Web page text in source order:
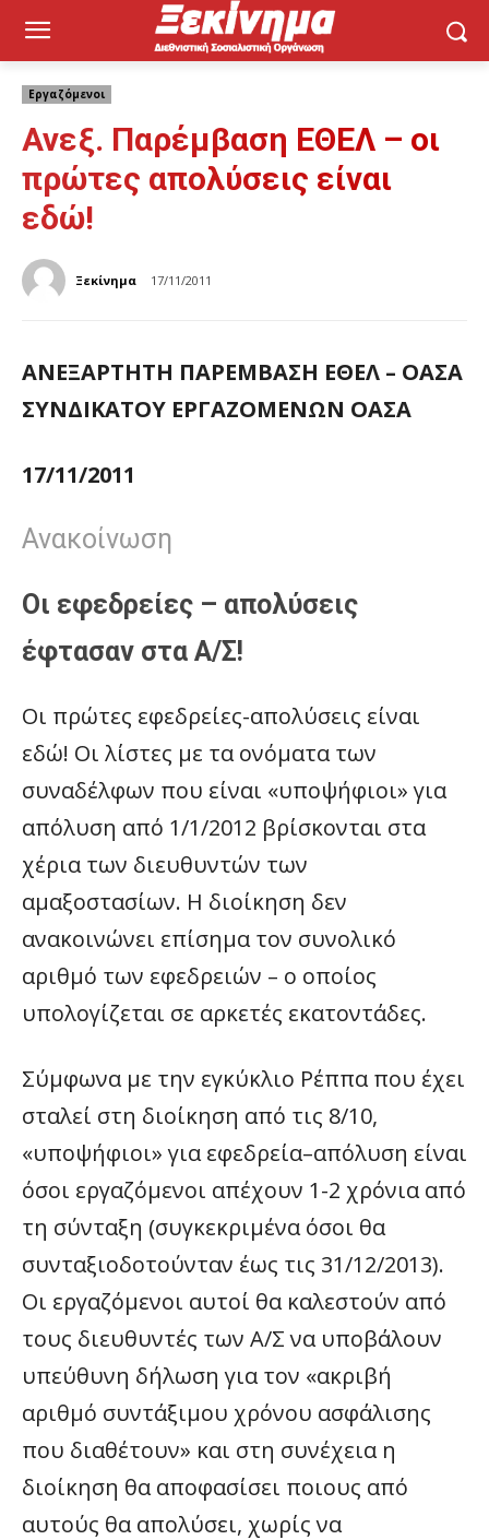
Εργαζόμενοι
Ανεξ. Παρέμβαση ΕΘΕΛ – οι
πρώτες απολύσεις είναι
εδώ!
Ξεκίνημα 17/11/2011
ΑΝΕΞΑΡΤΗΤΗ ΠΑΡΕΜΒΑΣΗ ΕΘΕΛ – ΟΑΣΑ
ΣΥΝΔΙΚΑΤΟΥ ΕΡΓΑΖΟΜΕΝΩΝ ΟΑΣΑ
17/11/2011
Ανακοίνωση
Οι εφεδρείες – απολύσεις
έφτασαν στα Α/Σ!
Οι πρώτες εφεδρείες-απολύσεις είναι
εδώ! Οι λίστες με τα ονόματα των
συναδέλφων που είναι «υποψήφιοι» για
απόλυση από 1/1/2012 βρίσκονται στα
χέρια των διευθυντών των
αμαξοστασίων. Η διοίκηση δεν
ανακοινώνει επίσημα τον συνολικό
αριθμό των εφεδρειών – ο οποίος
υπολογίζεται σε αρκετές εκατοντάδες.
Σύμφωνα με την εγκύκλιο Ρέππα που έχει
σταλεί στη διοίκηση από τις 8/10,
«υποψήφιοι» για εφεδρεία–απόλυση είναι
όσοι εργαζόμενοι απέχουν 1-2 χρόνια από
τη σύνταξη (συγκεκριμένα όσοι θα
συνταξιοδοτούνταν έως τις 31/12/2013).
Οι εργαζόμενοι αυτοί θα καλεστούν από
τους διευθυντές των Α/Σ να υποβάλουν
υπεύθυνη δήλωση για τον «ακριβή
αριθμό συντάξιμου χρόνου ασφάλισης
που διαθέτουν» και στη συνέχεια η
διοίκηση θα αποφασίσει ποιους από
αυτούς θα απολύσει, χωρίς να